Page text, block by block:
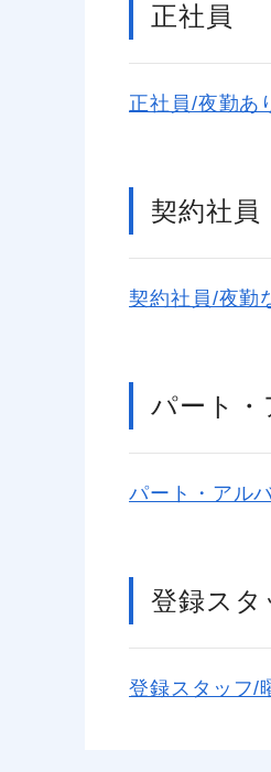
正社員
正社員/夜勤あ
契約社員
契約社員/夜勤
パート・
パート・アル
登録スタ
登録スタッフ/